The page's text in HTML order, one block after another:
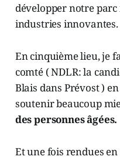
développer notre
industries innovantes.
En cinquième lieu, je
comté ( NDLR: la
Blais dans Prévost )
soutenir beaucoup
des personnes âgées.
Et une fois rendues